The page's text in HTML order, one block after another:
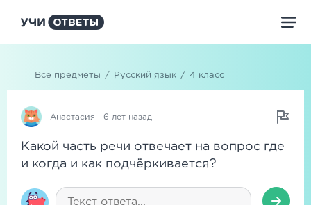
Все предметы / Русский язык / 4 класс
Анастасия 6 лет назад
Какой часть речи отвечает на вопрос где
и когда и как подчёркивается?